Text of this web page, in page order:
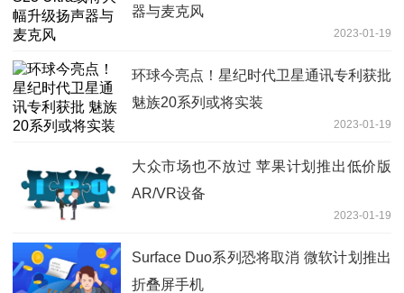
器与麦克风
2023-01-19
环球今亮点！星纪时代卫星通讯专利获批
魅族20系列或将实装
2023-01-19
大众市场也不放过 苹果计划推出低价版
AR/VR设备
2023-01-19
Surface Duo系列恐将取消 微软计划推出
折叠屏手机